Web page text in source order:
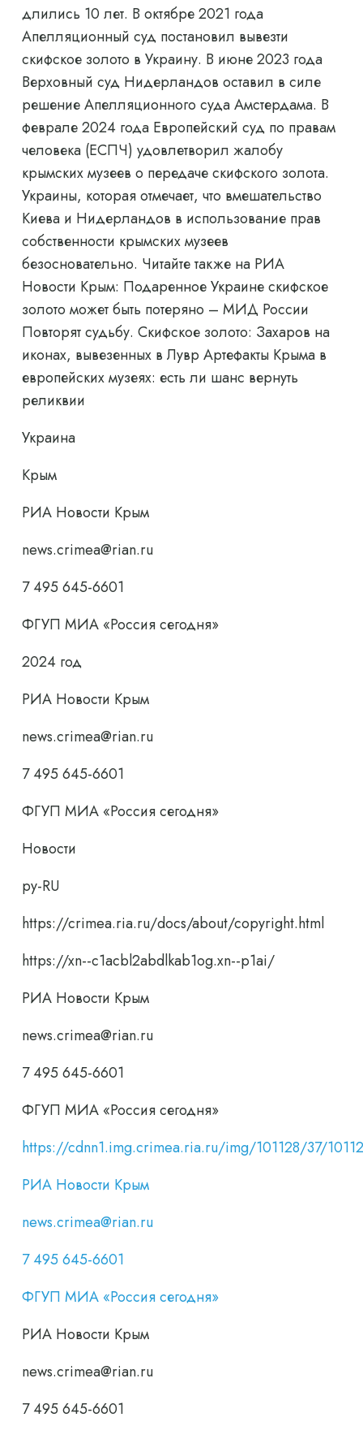
длились 10 лет. В октябре 2021 года
Апелляционный суд постановил вывезти
скифское золото в Украину. В июне 2023 года
Верховный суд Нидерландов оставил в силе
решение Апелляционного суда Амстердама. В
феврале 2024 года Европейский суд по правам
человека (ЕСПЧ) удовлетворил жалобу
крымских музеев о передаче скифского золота.
Украины, которая отмечает, что вмешательство
Киева и Нидерландов в использование прав
собственности крымских музеев
безосновательно. Читайте также на РИА
Новости Крым: Подаренное Украине скифское
золото может быть потеряно – МИД России
Повторят судьбу. Скифское золото: Захаров на
иконах, вывезенных в Лувр Артефакты Крыма в
европейских музеях: есть ли шанс вернуть
реликвии
Украина
Крым
РИА Новости Крым
news.crimea@rian.ru
7 495 645-6601
ФГУП МИА «Россия сегодня»
2024 год
РИА Новости Крым
news.crimea@rian.ru
7 495 645-6601
ФГУП МИА «Россия сегодня»
Новости
ру-RU
https://crimea.ria.ru/docs/about/copyright.html
https://xn--c1acbl2abdlkab1og.xn--p1ai/
РИА Новости Крым
news.crimea@rian.ru
7 495 645-6601
ФГУП МИА «Россия сегодня»
https://cdnn1.img.crimea.ria.ru/img/101128/37/
РИА Новости Крым
news.crimea@rian.ru
7 495 645-6601
ФГУП МИА «Россия сегодня»
РИА Новости Крым
news.crimea@rian.ru
7 495 645-6601